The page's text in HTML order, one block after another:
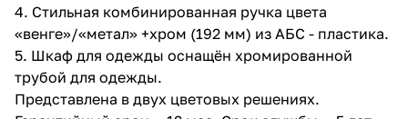
4. Стильная комбинированная ручка цвета
«венге»/«метал» +хром (192 мм) из АБС - пластика.
5. Шкаф для одежды оснащён хромированной
трубой для одежды.
Представлена в двух цветовых решениях.